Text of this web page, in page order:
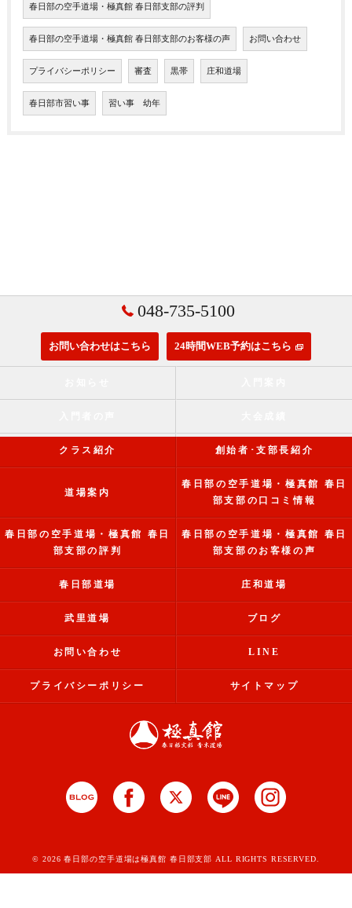
春日部の空手道場・極真館 春日部支部の評判
春日部の空手道場・極真館 春日部支部のお客様の声 お問い合わせ
プライバシーポリシー 審査 黒帯 庄和道場
春日部市習い事 習い事 幼年
048-735-5100
お問い合わせはこちら 24時間WEB予約はこちら
クラス紹介 創始者･支部長紹介
道場案内
春日部の空手道場・極真館 春日
部支部の口コミ情報
春日部の空手道場・極真館 春日
部支部の評判
春日部の空手道場・極真館 春日
部支部のお客様の声
春日部道場 庄和道場
武里道場 ブログ
お問い合わせ LINE
プライバシーポリシー サイトマップ
© 2026 春日部の空手道場は極真館 春日部支部 ALL RIGHTS RESERVED.